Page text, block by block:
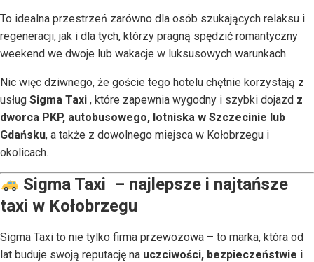
To idealna przestrzeń zarówno dla osób szukających relaksu i
regeneracji, jak i dla tych, którzy pragną spędzić romantyczny
weekend we dwoje lub wakacje w luksusowych warunkach.
Nic więc dziwnego, że goście tego hotelu chętnie korzystają z
usług Sigma Taxi , które zapewnia wygodny i szybki dojazd z
dworca PKP, autobusowego, lotniska w Szczecinie lub
Gdańsku, a także z dowolnego miejsca w Kołobrzegu i
okolicach.
Sigma Taxi – najlepsze i najtańsze
taxi w Kołobrzegu
Sigma Taxi to nie tylko firma przewozowa – to marka, która od
lat buduje swoją reputację na uczciwości, bezpieczeństwie i